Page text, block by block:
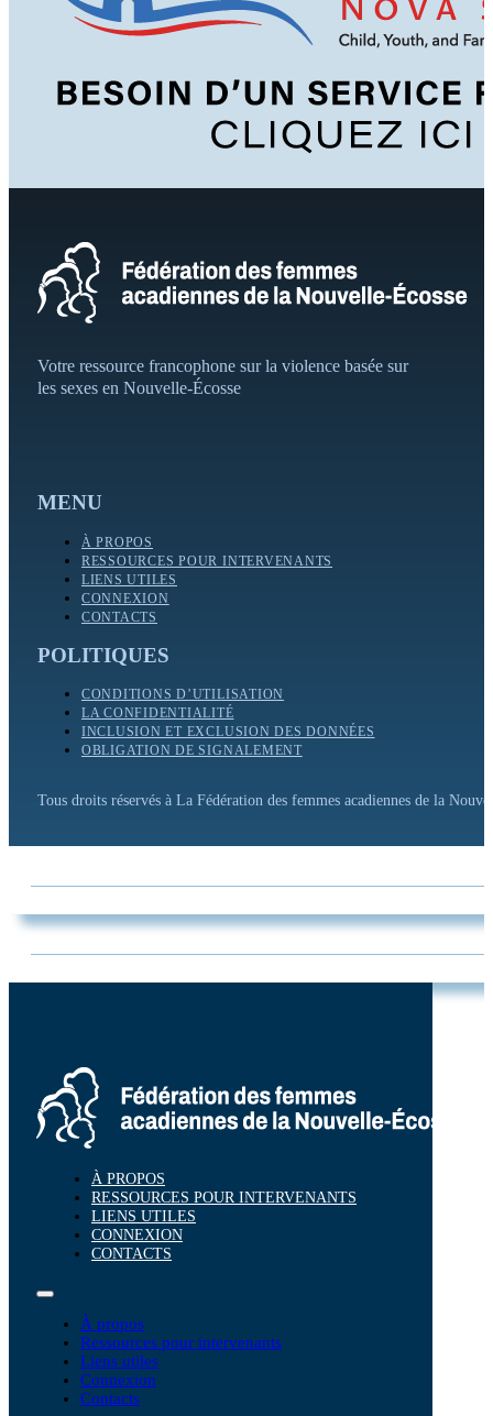
Votre ressource francophone sur la violence basée sur
les sexes en Nouvelle-Écosse
MENU
À PROPOS
RESSOURCES POUR INTERVENANTS
LIENS UTILES
CONNEXION
CONTACTS
POLITIQUES
CONDITIONS D’UTILISATION
LA CONFIDENTIALITÉ
INCLUSION ET EXCLUSION DES DONNÉES
OBLIGATION DE SIGNALEMENT
Tous droits réservés à La Fédération des femmes acadiennes de la
À PROPOS
RESSOURCES POUR INTERVENANTS
LIENS UTILES
CONNEXION
CONTACTS
À propos
Ressources pour intervenants
Liens utiles
Connexion
Contacts